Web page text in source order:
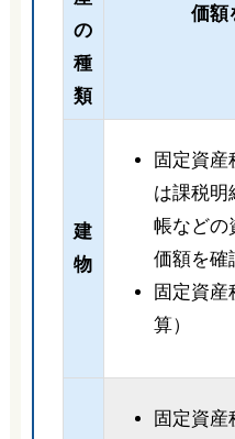
の
種
類
価額
建
物
固定資産
は課税明
帳などの
価額を確
固定資産
算）
固定資産